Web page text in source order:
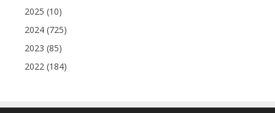
2025 (10)
2024 (725)
2023 (85)
2022 (184)